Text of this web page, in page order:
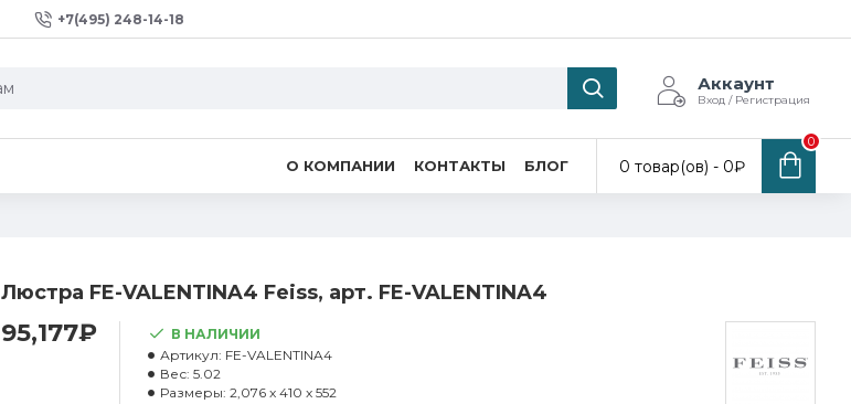
+7(495) 248-14-18
Аккаунт
Вход / Регистрация
О КОМПАНИИ КОНТАКТЫ БЛОГ 0 товар(ов) - 0₽
0
Люстра FE-VALENTINA4 Feiss, арт. FE-VALENTINA4
95,177₽
В НАЛИЧИИ
Артикул: FE-VALENTINA4
Вес: 5.02
Размеры: 2,076 x 410 x 552